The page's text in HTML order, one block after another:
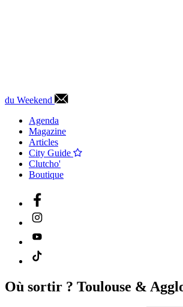
du Weekend
Agenda
Magazine
Articles
City Guide
Clutcho'
Boutique
Où sortir ? Toulouse &